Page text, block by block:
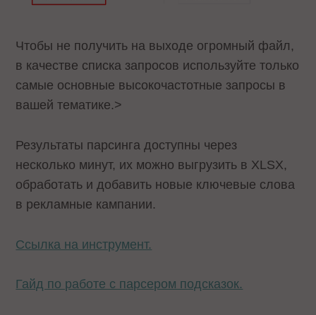
Чтобы не получить на выходе огромный файл,
в качестве списка запросов используйте только
самые основные высокочастотные запросы в
вашей тематике.>
Результаты парсинга доступны через
несколько минут, их можно выгрузить в XLSX,
обработать и добавить новые ключевые слова
в рекламные кампании.
Ссылка на инструмент.
Гайд по работе с парсером подсказок.